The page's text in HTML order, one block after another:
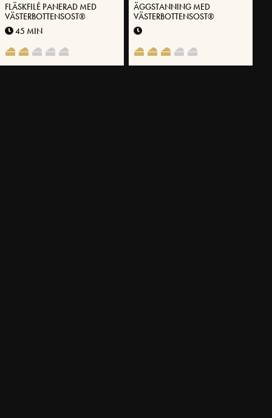
FLÄSKFILÉ PANERAD MED
VÄSTERBOTTENSOST®
45 MIN
ÄGGSTANNING MED
VÄSTERBOTTENSOST®